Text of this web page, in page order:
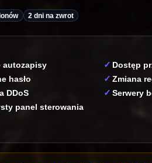
2 dni na zwrot
autozapisy
Dostęp
hasło
Zmiana
DDoS
Serwery
panel sterowania